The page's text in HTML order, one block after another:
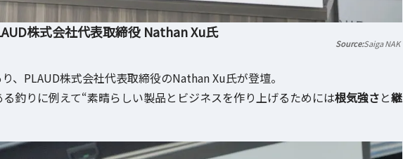
株式会社代表取締役 Nathan Xu氏
Saiga NAK
、PLAUD株式会社代表取締役のNathan Xu氏が登壇。
釣りに例えて“素晴らしい製品とビジネスを作り上げるためには根気強さと継